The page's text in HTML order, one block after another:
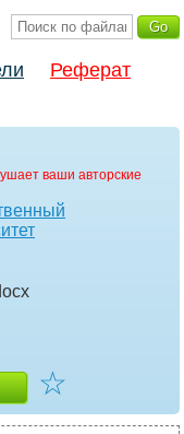
Реферат
ваши авторские
☆